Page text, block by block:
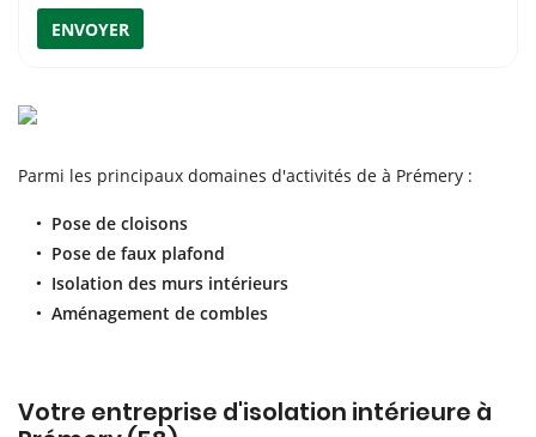
ENVOYER
Parmi les principaux domaines d'activités de à Prémery :
Pose de cloisons
Pose de faux plafond
Isolation des murs intérieurs
Aménagement de combles
Votre entreprise d'isolation intérieure à